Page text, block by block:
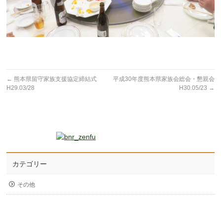
← 熊本県留守家族支援協定締結式
H29.03/28
平成30年度熊本県家族会総会・懇親会
H30.05/23 →
カテゴリー
その他